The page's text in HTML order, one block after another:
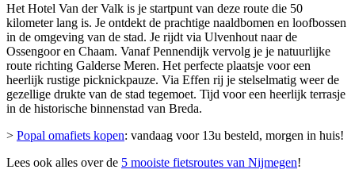
Het Hotel Van der Valk is je startpunt van deze route die 50
kilometer lang is. Je ontdekt de prachtige naaldbomen en loofbossen
in de omgeving van de stad. Je rijdt via Ulvenhout naar de
Ossengoor en Chaam. Vanaf Pennendijk vervolg je je natuurlijke
route richting Galderse Meren. Het perfecte plaatsje voor een
heerlijk rustige picknickpauze. Via Effen rij je stelselmatig weer de
gezellige drukte van de stad tegemoet. Tijd voor een heerlijk terrasje
in de historische binnenstad van Breda.
> Popal omafiets kopen: vandaag voor 13u besteld, morgen in huis!
Lees ook alles over de 5 mooiste fietsroutes van Nijmegen!